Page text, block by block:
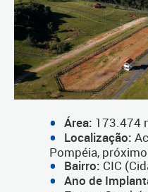
Área: 173.474
Localização:
Pompéia,
Bairro: CIC
Ano de